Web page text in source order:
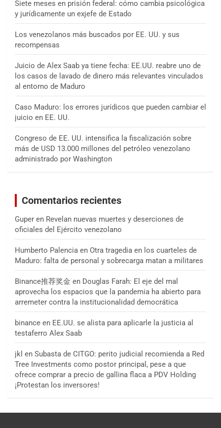
Siete meses en prisión federal: cómo cambia psicológica
y jurídicamente un exjefe de Estado
Los venezolanos más buscados por EE. UU. y sus
recompensas
Juicio de Alex Saab ya tiene fecha: EE.UU. reabre uno de
los casos de lavado de dinero más relevantes vinculados
al entorno de Maduro
Caso Maduro: los errores jurídicos que pueden cambiar el
juicio en EE. UU.
Congreso de EE. UU. intensifica la fiscalización sobre
más de USD 13.000 millones del petróleo venezolano
administrado por Washington
Comentarios recientes
Guper en Revelan nuevas muertes y deserciones de
oficiales del Ejército venezolano
Humberto Palencia en Otra tragedia en los cuarteles de
Maduro: falta de personal y sobrecarga matan a militares
Binance推荐奖金 en Douglas Farah: El eje del mal
aprovecha los espacios que la pandemia ha abierto para
arremeter contra la institucionalidad democrática
binance en EE.UU. se alista para aplicarle la justicia al
testaferro Alex Saab
jkl en Subasta de CITGO: perito judicial recomienda a Red
Tree Investments como postor principal, pese a que
ofrece comprar a precio de gallina flaca a PDV Holding
¡Protestan los inversores!